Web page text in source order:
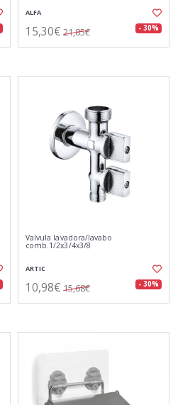
ALFA
15,30€ 21,85€ - 30%
Valvula lavadora/lavabo
comb.1/2x3/4x3/8
ARTIC
10,98€ 15,68€ - 30%